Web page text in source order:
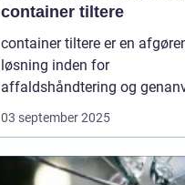
container tiltere
container tiltere er en
løsning inden for
affaldshåndtering og
03 september 2025